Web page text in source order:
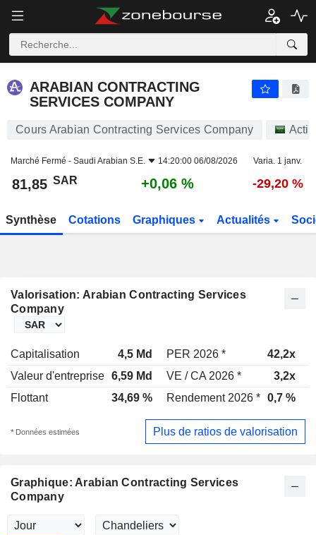
ARABIAN CONTRACTING
SERVICES COMPANY
Cours Arabian Contracting Services Company
Marché Fermé - Saudi Arabian S.E. 14:20:00 06/08/2026 Varia. 1 janv.
81,85 SAR +0,06 % -29,20 %
Synthèse Cotations Graphiques Actualités
Valorisation: Arabian Contracting Services
Company
Capitalisation 4,5 Md PER 2026 * 42,2x
Valeur d'entreprise 6,59 Md VE / CA 2026 * 3,2x
Flottant
34,69 % Rendement 2026 * 0,7 %
* Données estimées Plus de ratios de valorisation
Graphique: Arabian Contracting Services
Company